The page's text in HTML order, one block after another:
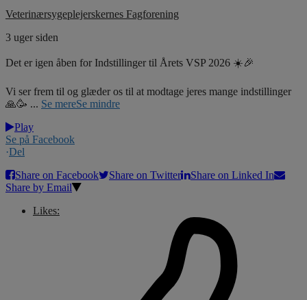
Veterinærsygeplejerskernes Fagforening
3 uger siden
Det er igen åben for Indstillinger til Årets VSP 2026 ☀️🎉
Vi ser frem til og glæder os til at modtage jeres mange indstillinger
🙏🥳 ... Se mereSe mindre
Play
Se på Facebook
·Del
Share on Facebook
Share on Twitter
Share on Linked In
Share by Email
Likes: